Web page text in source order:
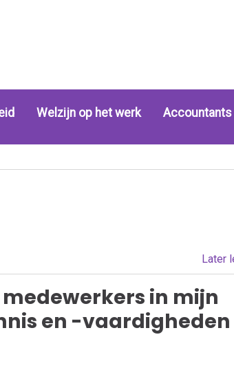
Welzijn op het werk
Later
in mijn
en -vaardigheden